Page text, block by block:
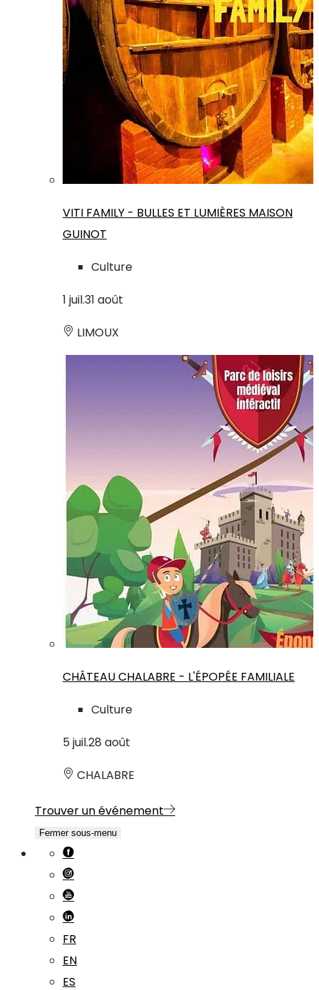
VITI FAMILY - BULLES ET LUMIÈRES MAISON
GUINOT
Culture
1 juil.31 août
LIMOUX
CHÂTEAU CHALABRE - L'ÉPOPÉE FAMILIALE
Culture
5 juil.28 août
CHALABRE
Trouver un événement
Fermer sous-menu
FR
EN
ES